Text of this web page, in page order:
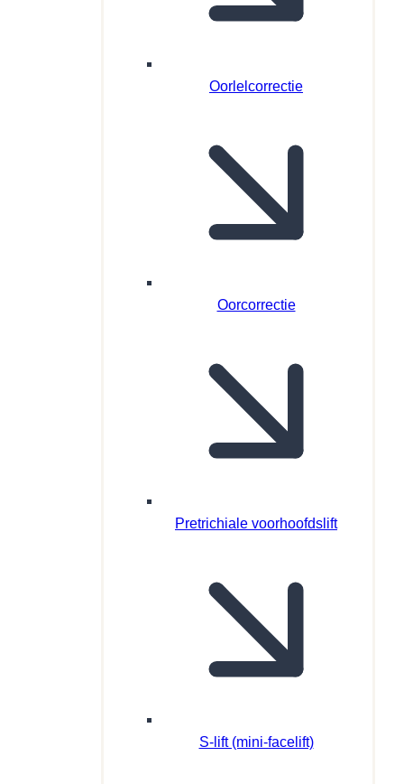
Oorlelcorrectie
Oorcorrectie
Pretrichiale voorhoofdslift
S-lift (mini-facelift)